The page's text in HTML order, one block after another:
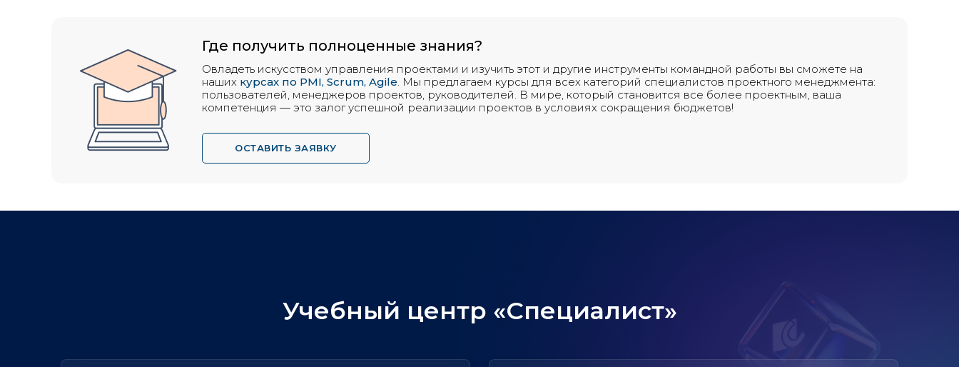
Где получить полноценные знания?
Овладеть искусством управления проектами и изучить этот и другие инструменты командной работы вы сможете на
наших курсах по PMI, Scrum, Agile. Мы предлагаем курсы для всех категорий специалистов проектного менеджмента:
пользователей, менеджеров проектов, руководителей. В мире, который становится все более проектным, ваша
компетенция — это залог успешной реализации проектов в условиях сокращения бюджетов!
ОСТАВИТЬ ЗАЯВКУ
Учебный центр «Специалист»